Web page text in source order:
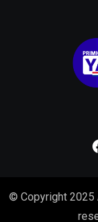
© Copyright 2025